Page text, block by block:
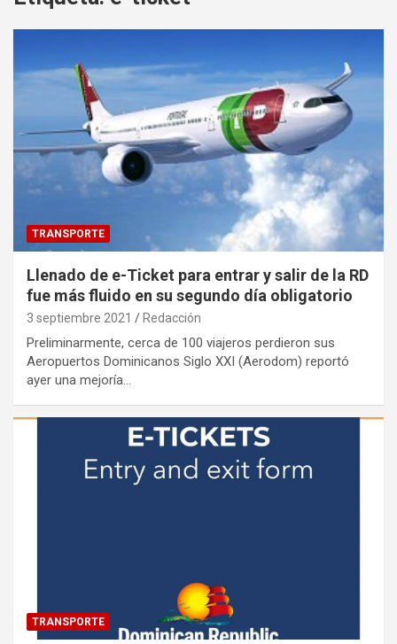
TRANSPORTE
Llenado de e-Ticket para entrar y salir de la RD
fue más fluido en su segundo día obligatorio
3 septiembre 2021 Redacción
Preliminarmente, cerca de 100 viajeros perdieron sus
Aeropuertos Dominicanos Siglo XXI (Aerodom) reportó
ayer una mejoría…
TRANSPORTE